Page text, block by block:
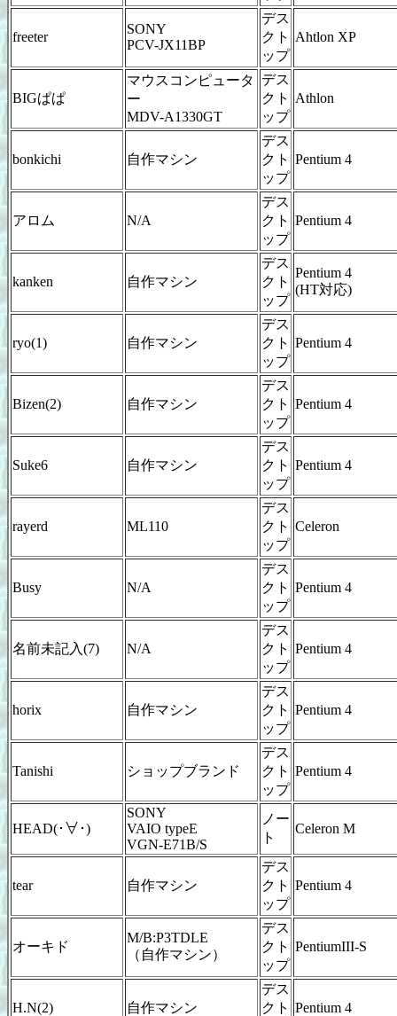
freeter
SONY
PCV-JX11BP
デス
クト
ップ
Ahtlon XP
BIGぱぱ
マウスコンピュータ
ー
MDV-A1330GT
デス
クト
ップ
Athlon
bonkichi 自作マシン
デス
クト
ップ
Pentium 4
アロム N/A
デス
クト
ップ
Pentium 4
kanken 自作マシン
デス
クト
ップ
Pentium 4
(HT対応)
ryo(1) 自作マシン
デス
クト
ップ
Pentium 4
Bizen(2) 自作マシン
デス
クト
ップ
Pentium 4
Suke6 自作マシン
デス
クト
ップ
Pentium 4
rayerd ML110
デス
クト
ップ
Celeron
Busy N/A
デス
クト
ップ
Pentium 4
名前未記入(7) N/A
デス
クト
ップ
Pentium 4
horix 自作マシン
デス
クト
ップ
Pentium 4
Tanishi ショップブランド
デス
クト
ップ
Pentium 4
HEAD(･∀･)
SONY
VAIO typeE
VGN-E71B/S
ノー
ト
Celeron M
tear 自作マシン
デス
クト
ップ
Pentium 4
オーキド
M/B:P3TDLE
（自作マシン）
デス
クト
ップ
PentiumIII-S
H.N(2) 自作マシン
デス
クト Pentium 4